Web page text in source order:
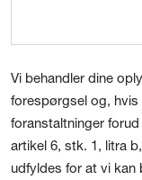
Vi behandler dine
forespørgsel og,
foranstaltninger
artikel 6, stk. 1, litra
udfyldes for at vi kan